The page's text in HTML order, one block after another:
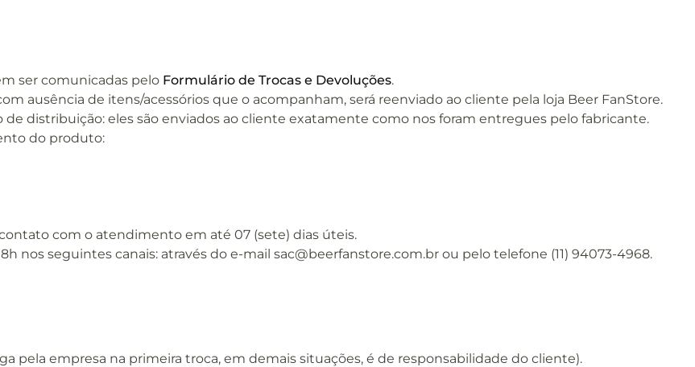
ser comunicadas pelo Formulário de Trocas e Devoluções.
ausência de itens/acessórios que o acompanham, será reenviado ao cliente pela loja Beer FanStore.
distribuição: eles são enviados ao cliente exatamente como nos foram entregues pelo fabricante.
do produto:
com o atendimento em até 07 (sete) dias úteis.
nos seguintes canais: através do e-mail sac@beerfanstore.com.br ou pelo telefone (11) 94073-4968.
pela empresa na primeira troca, em demais situações, é de responsabilidade do cliente).